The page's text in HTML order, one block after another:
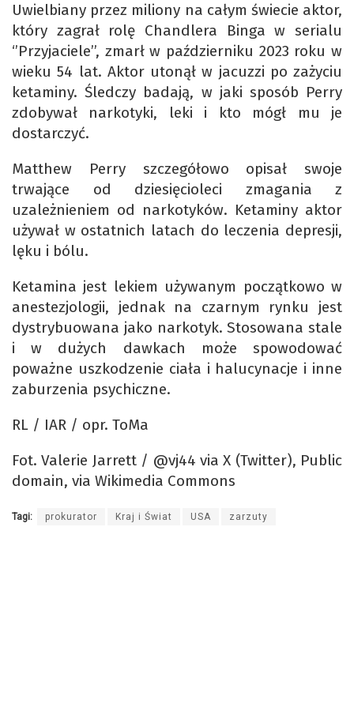
Uwielbiany przez miliony na całym świecie aktor,
który zagrał rolę Chandlera Binga w serialu
‘’Przyjaciele’’, zmarł w październiku 2023 roku w
wieku 54 lat. Aktor utonął w jacuzzi po zażyciu
ketaminy. Śledczy badają, w jaki sposób Perry
zdobywał narkotyki, leki i kto mógł mu je
dostarczyć.
Matthew Perry szczegółowo opisał swoje
trwające od dziesięcioleci zmagania z
uzależnieniem od narkotyków. Ketaminy aktor
używał w ostatnich latach do leczenia depresji,
lęku i bólu.
Ketamina jest lekiem używanym początkowo w
anestezjologii, jednak na czarnym rynku jest
dystrybuowana jako narkotyk. Stosowana stale
i w dużych dawkach może spowodować
poważne uszkodzenie ciała i halucynacje i inne
zaburzenia psychiczne.
RL / IAR / opr. ToMa
Fot. Valerie Jarrett / @vj44 via X (Twitter), Public
domain, via Wikimedia Commons
Tagi: prokurator Kraj i Świat USA zarzuty